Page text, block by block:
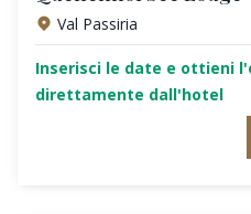
Val Passiria
Inserisci le date e ottieni
direttamente dall'hotel